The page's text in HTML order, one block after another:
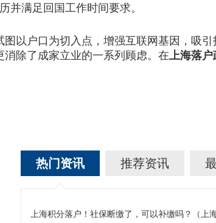
并满足回国工作时间要求。
户口为切入点，增强互联网基因，吸引
除了成家立业的一系列顾虑。在上海落户
热门资讯 推荐资讯